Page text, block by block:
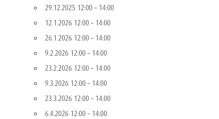
29.12.2025 12:00– 14:00
12.1.2026 12:00– 14:00
26.1.2026 12:00– 14:00
9.2.2026 12:00– 14:00
23.2.2026 12:00– 14:00
9.3.2026 12:00– 14:00
23.3.2026 12:00– 14:00
6.4.2026 12:00– 14:00